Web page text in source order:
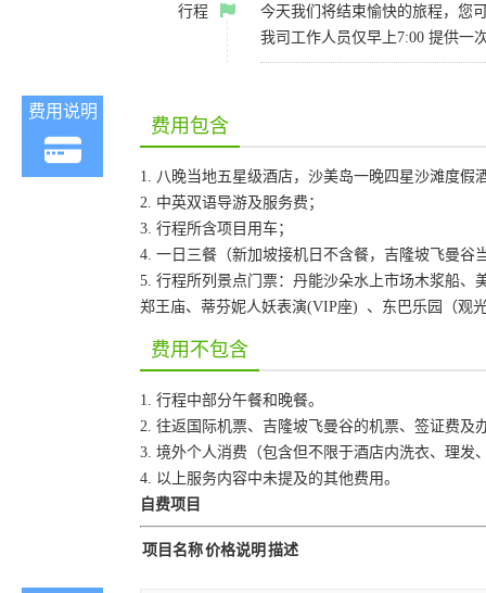
行程
今天我们将结束愉快的旅程，您
我司工作人员仅早上7:00 提供一
费用说明
费用包含
1. 八晚当地五星级酒店，沙美岛一晚四星沙滩度假
2. 中英双语导游及服务费；
3. 行程所含项目用车；
4. 一日三餐（新加坡接机日不含餐，吉隆坡飞曼谷
5. 行程所列景点门票：丹能沙朵水上市场木浆船、
郑王庙、蒂芬妮人妖表演(VIP座) 、东巴乐园（观
费用不包含
1. 行程中部分午餐和晚餐。
2. 往返国际机票、吉隆坡飞曼谷的机票、签证费及
3. 境外个人消费（包含但不限于酒店内洗衣、理
4. 以上服务内容中未提及的其他费用。
自费项目
项目名称价格说明 描述